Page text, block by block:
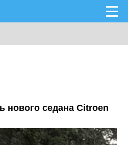
нового седана Citroen